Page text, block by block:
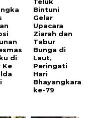
di
Ke
Bintuni
Gelar
Upacara
Ziarah dan
Tabur
Bunga di
Laut,
Peringati
Hari
Bhayangkara
ke-79